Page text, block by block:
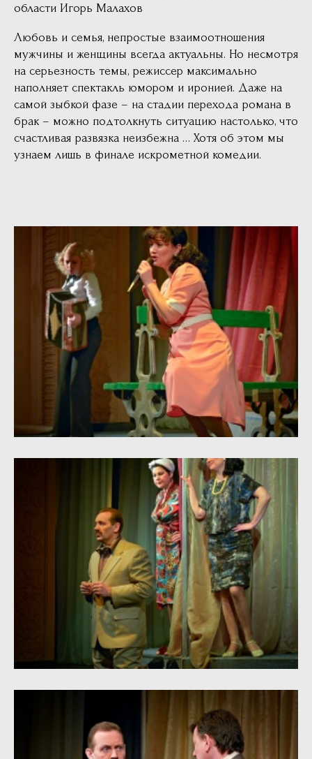
области Игорь Малахов
Любовь и семья, непростые взаимоотношения
мужчины и женщины всегда актуальны. Но несмотря
на серьезность темы, режиссер максимально
наполняет спектакль юмором и иронией. Даже на
самой зыбкой фазе – на стадии перехода романа в
брак – можно подтолкнуть ситуацию настолько, что
счастливая развязка неизбежна … Хотя об этом мы
узнаем лишь в финале искрометной комедии.